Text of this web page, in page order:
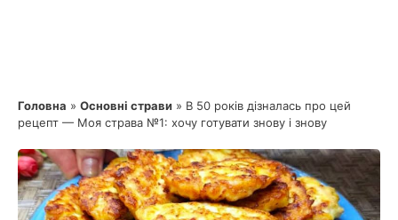
Головна » Основні страви » В 50 років дізналась про цей
рецепт — Моя страва №1: хочу готувати знову і знову